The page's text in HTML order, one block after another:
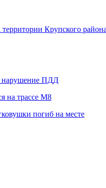
Крупского
нарушение ПДД
на трассе М8
погиб на месте